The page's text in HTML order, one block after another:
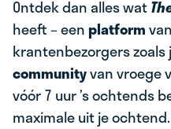
Ontdek dan alles wat
heeft – eenplatform
krantenbezorgers zoals
communityvan vroege
vóór 7 uur ’s ochtends
maximale uit je ochtend.